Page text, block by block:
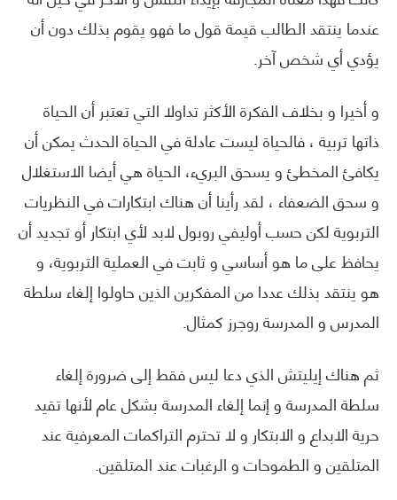
عندما ينتقد الطالب قيمة قول ما فهو يقوم بذلك دون أن
يؤدي أي شخص آخر.
و أخيرا و بخلاف الفكرة الأكثر تداولا التي تعتبر أن الحياة
ذاتها تربية ، فالحياة ليست عادلة في الحياة الحدث يمكن أن
يكافئ المخطئ و يسحق البريء، الحياة هي أيضا الاستغلال
و سحق الضعفاء ، لقد رأينا أن هناك ابتكارات في النظريات
التربوية لكن حسب أوليفي روبول لابد لأي ابتكار أو تجديد أن
يحافظ على ما هو أساسي و ثابت في العملية التربوية، و
هو ينتقد بذلك عددا من المفكرين الذين حاولوا إلغاء سلطة
المدرس و المدرسة روجرز كمثال.
ثم هناك إيليتش الذي دعا ليس فقط إلى ضرورة إلغاء
سلطة المدرسة و إنما إلغاء المدرسة بشكل عام لأنها تقيد
حرية الابداع و الابتكار و لا تحترم التراكمات المعرفية عند
المتلقين و الطموحات و الرغبات عند المتلقين.